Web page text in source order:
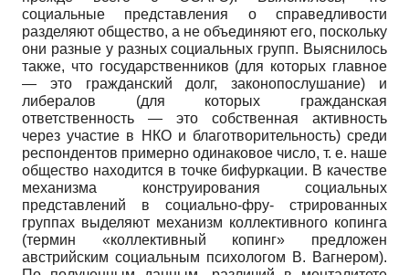
социальные представления о справедливости
разделяют общество, а не объединяют его, поскольку
они разные у разных социальных групп. Выяснилось
также, что государственников (для которых главное
— это гражданский долг, законопослушание) и
либералов (для которых гражданская
ответственность — это собственная активность
через участие в НКО и благотворительность) среди
респондентов примерно одинаковое число, т. е. наше
общество находится в точке бифуркации. В качестве
механизма конструирования социальных
представлений в социально-фру- стрированных
группах выделяют механизм коллективного копинга
(термин «коллективный копинг» предложен
австрийским социальным психологом В. Вагнером).